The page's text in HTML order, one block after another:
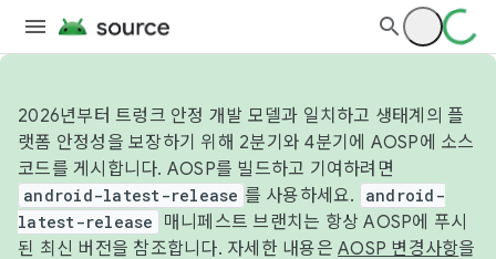
2026년부터 트렁크 안정 개발 모델과 일치하고 생태계의 플
랫폼 안정성을 보장하기 위해 2분기와 4분기에 AOSP에 소스
코드를 게시합니다. AOSP를 빌드하고 기여하려면
android-latest-release 를 사용하세요.
android-
latest-release
매니페스트 브랜치는 항상 AOSP에 푸시
된 최신 버전을 참조합니다. 자세한 내용은 AOSP 변경사항을